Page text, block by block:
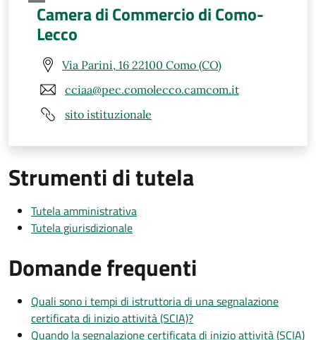
Camera di Commercio di Como-
Lecco
Via Parini, 16 22100 Como (CO)
cciaa@pec.comolecco.camcom.it
sito istituzionale
Strumenti di tutela
Tutela amministrativa
Tutela giurisdizionale
Domande frequenti
Quali sono i tempi di istruttoria di una segnalazione
certificata di inizio attività (SCIA)?
Quando la segnalazione certificata di inizio attività (SCIA)